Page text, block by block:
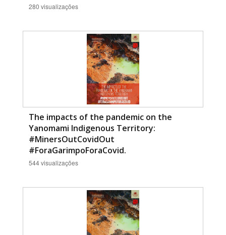
280 visualizações
The impacts of the pandemic on the
Yanomami Indigenous Territory:
#MinersOutCovidOut
#ForaGarimpoForaCovid.
544 visualizações